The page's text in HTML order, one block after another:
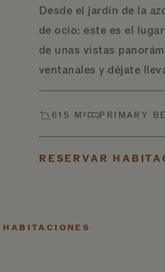
Desde el jardín de la
de ocio: este es el
de unas vistas
ventanales y déjate
615 M² PRIMARY
RESERVAR